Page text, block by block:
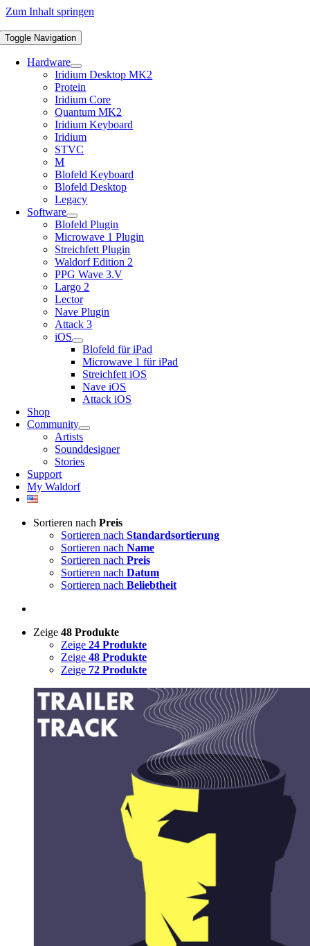
Zum Inhalt springen
Toggle Navigation
Hardware
Iridium Desktop MK2
Protein
Iridium Core
Quantum MK2
Iridium Keyboard
Iridium
STVC
M
Blofeld Keyboard
Blofeld Desktop
Legacy
Software
Blofeld Plugin
Microwave 1 Plugin
Streichfett Plugin
Waldorf Edition 2
PPG Wave 3.V
Largo 2
Lector
Nave Plugin
Attack 3
iOS
Blofeld für iPad
Microwave 1 für iPad
Streichfett iOS
Nave iOS
Attack iOS
Shop
Community
Artists
Sounddesigner
Stories
Support
My Waldorf
Sortieren nach Preis
Sortieren nach Standardsortierung
Sortieren nach Name
Sortieren nach Preis
Sortieren nach Datum
Sortieren nach Beliebtheit
Zeige 48 Produkte
Zeige 24 Produkte
Zeige 48 Produkte
Zeige 72 Produkte